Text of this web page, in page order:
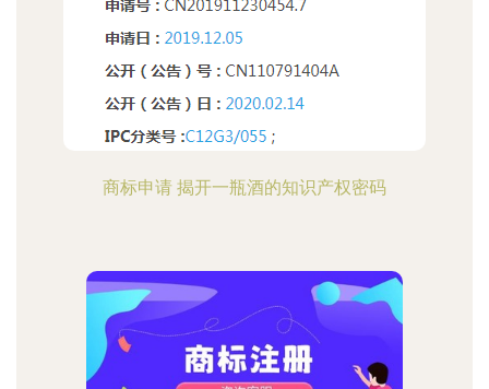
商标申请 揭开一瓶酒的知识产权密码